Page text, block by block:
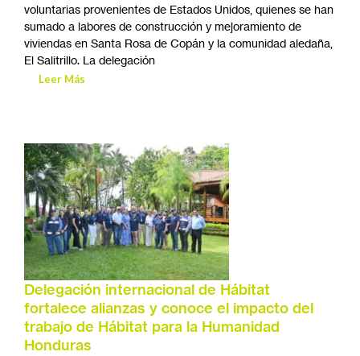
voluntarias provenientes de Estados Unidos, quienes se han
sumado a labores de construcción y mejoramiento de
viviendas en Santa Rosa de Copán y la comunidad aledaña,
El Salitrillo. La delegación
Leer Más
Delegación internacional de Hábitat
fortalece alianzas y conoce el impacto del
trabajo de Hábitat para la Humanidad
Honduras